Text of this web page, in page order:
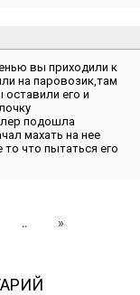
вы приходили к
на паровозик,там
его и
подошла
махать на нее
что пытаться его
.. »